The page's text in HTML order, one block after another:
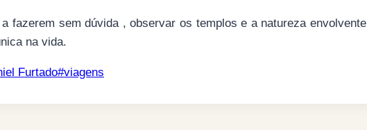
fazerem sem dúvida , observar os templos e a natureza envolvente
na vida.
Furtado#viagens